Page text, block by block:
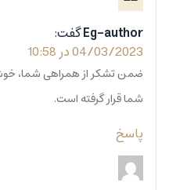
Eg-authorگفت:
04/03/2023 در 10:58
ضمن تشکر از همراهی شما،
شما قرار گرفته است.
پاسخ